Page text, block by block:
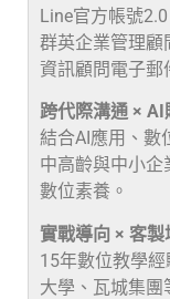
Line官方帳號
群英企業管理顧
資訊顧問電子郵
跨代際溝通 × AI
結合AI應用、數
中高齡與中小
數位素養。
實戰導向 × 客製
15年數位教學
大學、瓦城集團